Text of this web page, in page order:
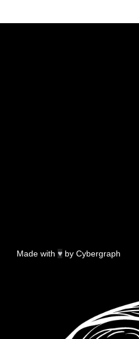
Made with ♥ by Cybergraph